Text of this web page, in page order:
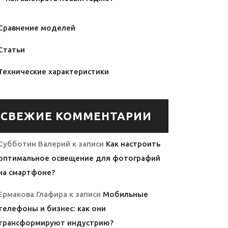
моделей
характеристики
СВЕЖИЕ КОММЕНТАРИИ
Валерий к записи Как настроить
освещение для фотографий
смартфоне?
Глафира к записи Мобильные
и бизнес: как они
индустрию?